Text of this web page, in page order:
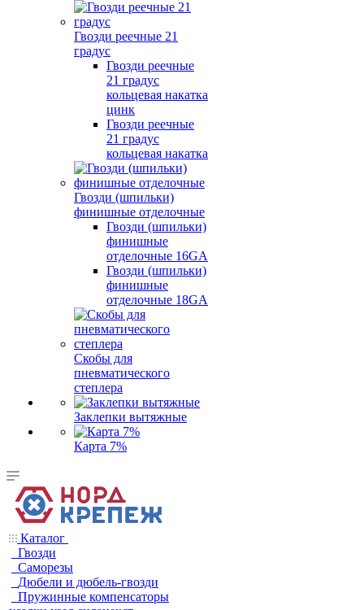
Гвозди реечные 21
градус
Гвозди реечные
21 градус
кольцевая накатка
цинк
Гвозди реечные
21 градус
кольцевая накатка
Гвозди (шпильки)
финишные отделочные
Гвозди (шпильки)
финишные
отделочные 16GA
Гвозди (шпильки)
финишные
отделочные 18GA
Скобы для
пневматического
степлера
Заклепки вытяжные
Карта 7%
Каталог
Гвозди
Саморезы
Дюбели и дюбель-гвозди
Пружинные компенсаторы